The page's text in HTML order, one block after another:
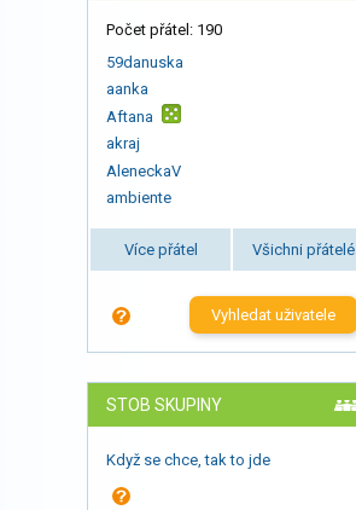
Počet přátel: 190
59danuska
aanka
Aftana
akraj
AleneckaV
ambiente
Více přátel Všichni přátelé
Vyhledat uživatele
STOB SKUPINY
Když se chce, tak to jde